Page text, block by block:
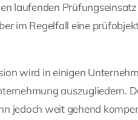
laufenden
im Regelfall eine
wird in einigen
auszugliedern.
jedoch weit gehend